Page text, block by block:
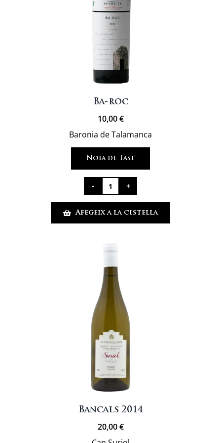
Ba-roc
10,00€
Baronia de Talamanca
Nota de Tast
quantitat
de
Ba-
Afegeix a la cistella
Bancals 2014
20,00€